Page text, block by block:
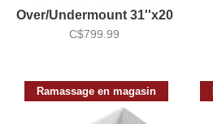
Over/Undermount 31''x20
1/2''x9'' MB203
C$799.99
Ramassage en magasin